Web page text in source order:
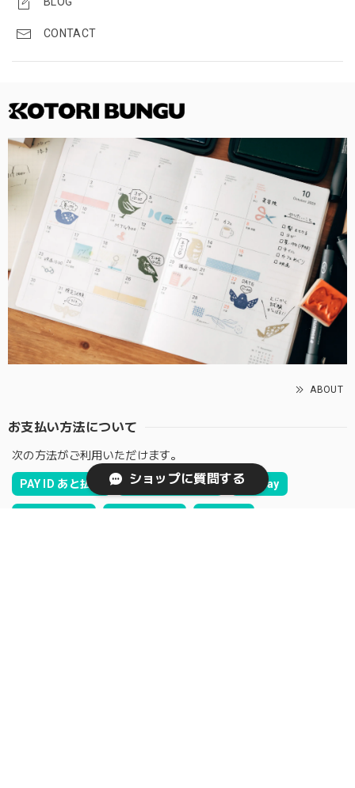
CONTACT
ABOUT
お支払い方法について
次の方法がご利用いただけます。
PAY ID あと払い クレジットカード PayPay
ショップに質問する